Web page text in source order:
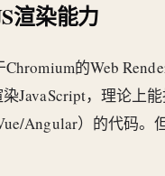
渲染能力
的Web
JavaScript，理论上
Angular）的代码。